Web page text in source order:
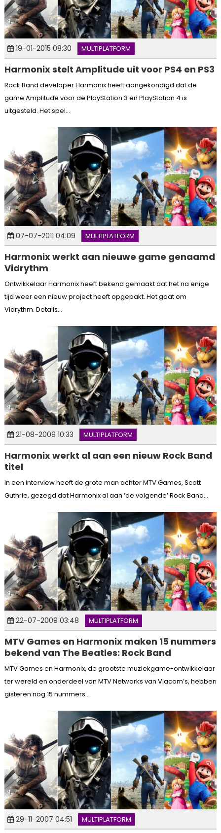
19-01-2015 08:30 MULTIPLATFORM
Harmonix stelt Amplitude uit voor PS4 en PS3
Rock Band developer Harmonix heeft aangekondigd dat de
game Amplitude voor de PlayStation 3 en PlayStation 4 is
uitgesteld. Het spel...
07-07-2011 04:09 MULTIPLATFORM
Harmonix werkt aan nieuwe game genaamd
Vidrythm
Ontwikkelaar Harmonix heeft bekend gemaakt dat het na enige
tijd weer een nieuw project heeft opgepakt. Het gaat om
Vidrythm. Details...
21-08-2009 10:33 MULTIPLATFORM
Harmonix werkt al aan een nieuw Rock Band
titel
In een interview heeft de grote man achter MTV Games, Scott
Guthrie, gezegd dat Harmonix al aan ‘de volgende’ Rock Band...
22-07-2009 03:48 MULTIPLATFORM
MTV Games en Harmonix maken 15 nummers
bekend van The Beatles: Rock Band
MTV Games en Harmonix, de grootste muziekgame-ontwikkelaar
ter wereld en onderdeel van MTV Networks van Viacom’s, hebben
gisteren nog 15 nummers...
29-11-2007 04:51 MULTIPLATFORM